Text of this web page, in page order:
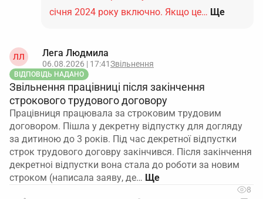
січня 2024 року включно. Якщо це… Ще
ЛЛ Лега Людмила
06.08.2026 | 17:41Звільнення
ВІДПОВІДЬ НАДАНО
Звільнення працівниці після закінчення
строкового трудового договору
Працівниця працювала за строковим трудовим
договором. Пішла у декретну відпустку для догляду
за дитиною до 3 років. Під час декретної відпустки
строк трудового договру закінчився. Після закінчення
декретноі відпустки вона стала до роботи за новим
строком (написала заяву, де…
8